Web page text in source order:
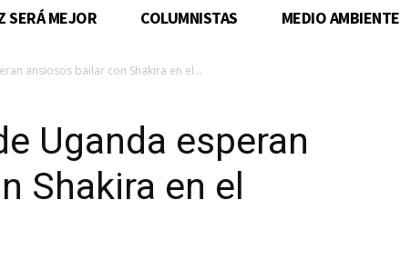
SERÁ MEJOR COLUMNISTAS MEDIO AMBIENTE
ansiosos bailar con Shakira en el...
Uganda esperan
Shakira en el